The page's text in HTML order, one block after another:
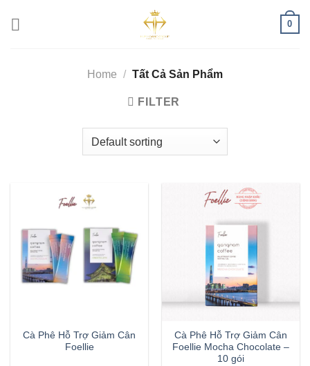
0
Home / Tất Cả Sản Phẩm
FILTER
Cà Phê Hỗ Trợ Giảm Cân
Foellie
Cà Phê Hỗ Trợ Giảm Cân
Foellie Mocha Chocolate –
10 gói